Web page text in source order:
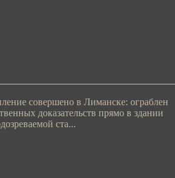
совершено в Лиманске: ограблен
доказательств прямо в здании
ста...